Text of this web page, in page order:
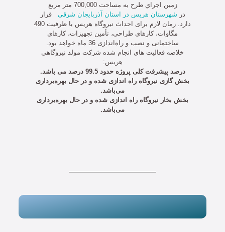
زمين اجراي طرح به مساحت 700,000 متر مربع
در شهرستان هریس در استان آذربایجان شرقی قرار
دارد. زمان لازم برای احداث نیروگاه هریس با ظرفیت 490
مگاوات، کار‌های طراحی، تأمین تجهیزات، کار‌های
ساختمانی و نصب و راه‌اندازی 36 ماه خواهد بود.
خلاصه فعالیت های انجام شده شرکت مولد نیروگاهی
هریس:
درصد پیشرفت کلی پروژه حدود 99.5 درصد می باشد.
بخش گازی نیروگاه راه اندازی شده و در حال بهره‌برداری
می‌باشد.
بخش بخار نیروگاه راه اندازی شده و در حال بهره‌برداری
می‌باشد.